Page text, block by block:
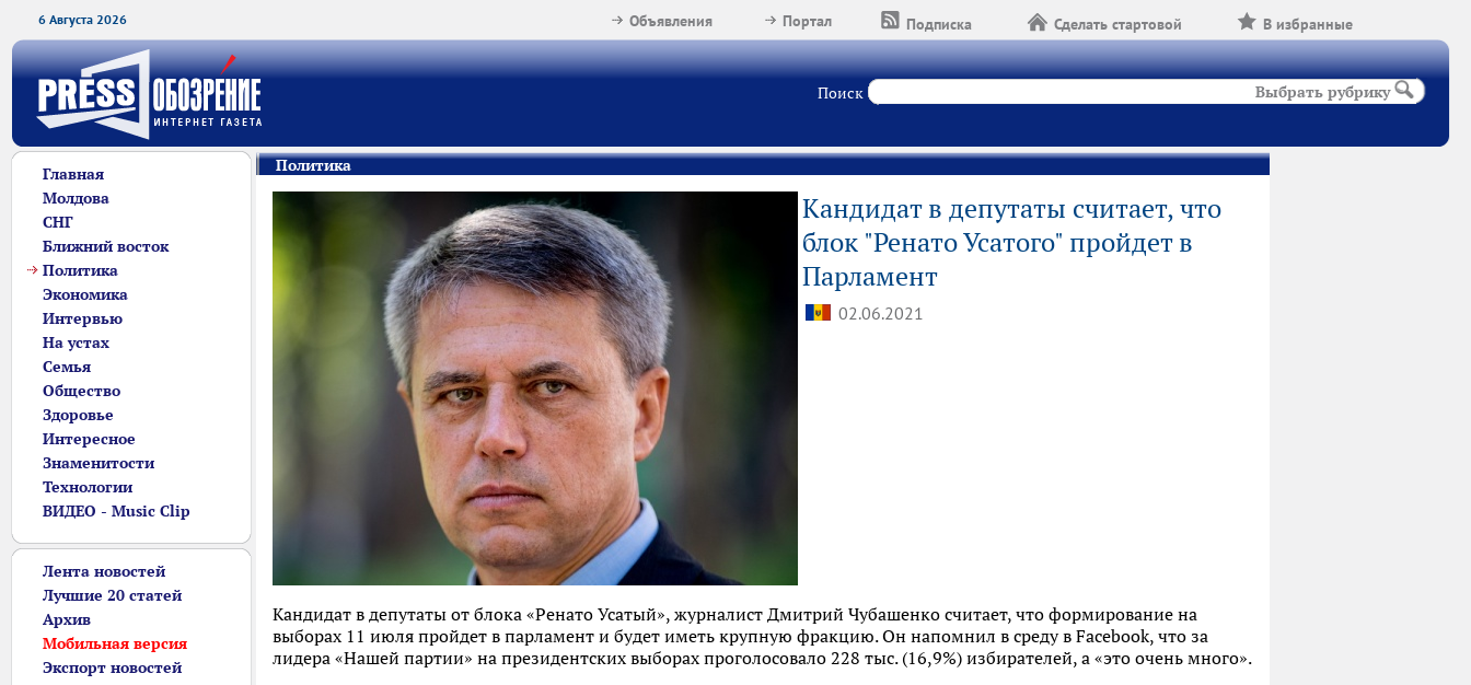
6 Августа 2026 В избранные
Сделать стартовой
Подписка
Портал
Объявления
Поиск Выбрать рубрику
Главная
Молдова
СНГ
Ближний восток
Политика
Экономика
Интервью
На устах
Семья
Общество
Здоровье
Интересное
Знаменитости
Технологии
ВИДЕО - Music Clip
Лента новостей
Лучшие 20 статей
Архив
Мобильная версия
Экспорт новостей
Политика
Кандидат в депутаты считает, что
блок "Ренато Усатого" пройдет в
Парламент
02.06.2021
Кандидат в депутаты от блока «Ренато Усатый», журналист Дмитрий Чубашенко считает, что формирование на
выборах 11 июля пройдет в парламент и будет иметь крупную фракцию. Он напомнил в среду в Facebook, что за
лидера «Нашей партии» на президентских выборах проголосовало 228 тыс. (16,9%) избирателей, а «это очень много».